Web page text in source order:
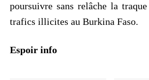
poursuivre sans relâche la
trafics illicites au Burkina Faso.
Espoir info